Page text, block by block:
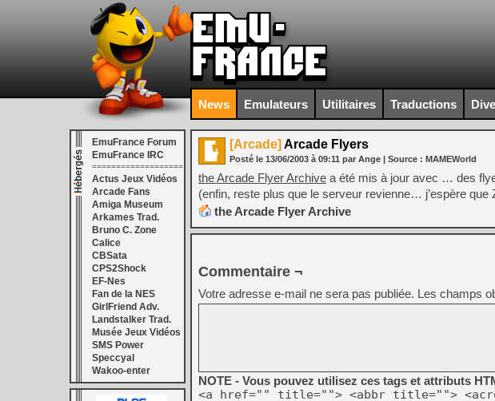
News Emulateurs Utilitaires Traductions
EmuFrance Forum
EmuFrance IRC
===================
Actus Jeux Vidéos
Arcade Fans
Amiga Museum
Arkames Trad.
Bruno C. Zone
Calice
CBSata
CPS2Shock
EF-Nes
Fan de la NES
GirlFriend Adv.
Landstalker Trad.
Musée Jeux Vidéos
SMS Power
Speccyal
Wakoo-enter
[Arcade] Arcade Flyers
Posté le 13/06/2003 à 09:11 par Ange | Source : MAMEWorld
the Arcade Flyer Archive a été mis à jour avec … des
(enfin, reste plus que le serveur revienne… j’espère
the Arcade Flyer Archive
Commentaire ¬
Votre adresse e-mail ne sera pas publiée. Les champs
NOTE - Vous pouvez utilisez ces tags et attributs
<a href="" title=""> <abbr title="">